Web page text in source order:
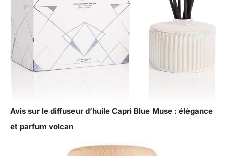
Avis sur le diffuseur d’huile Capri Blue Muse : élégance
et parfum volcan